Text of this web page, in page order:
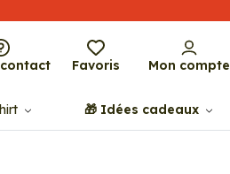
Favoris Mon compte
🎁​ Idées cadeaux